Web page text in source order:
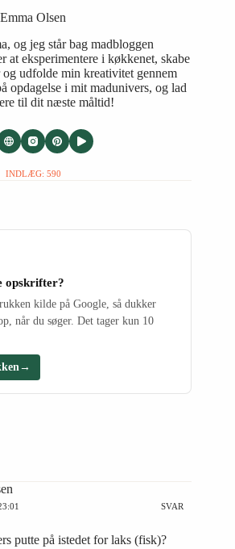
Emma Olsen
og jeg står bag madbloggen
at eksperimentere i køkkenet, skabe
udfolde min kreativitet gennem
opdagelse i mit madunivers, og lad
til dit næste måltid!
INDLÆG: 590
opskrifter?
kilde på Google, så dukker
når du søger. Det tager kun 10
→
SVAR
putte på istedet for laks (fisk)?